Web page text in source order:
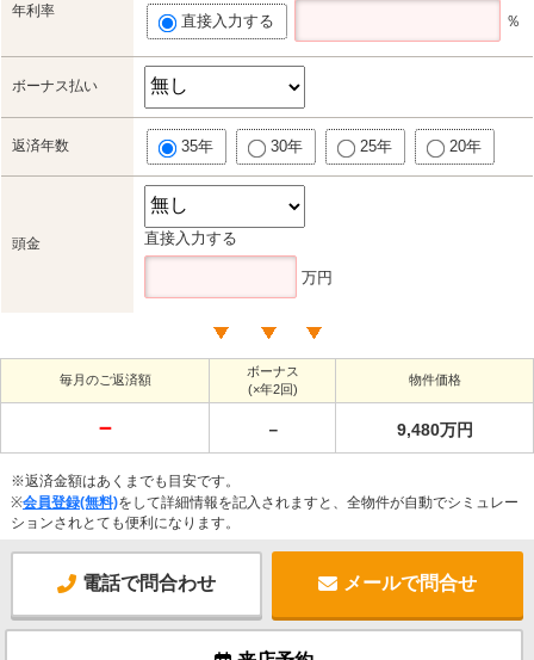
年利率
直接入力する ％
ボーナス払い
返済年数 35年 30年 25年 20年
頭金 直接入力する
万円
毎月のご返済額
ボーナス
(×年2回)
物件価格
－ － 9,480万円
※返済金額はあくまでも目安です。
※会員登録(無料)をして詳細情報を記入されますと、全物件が自動でシミュレー
ションされとても便利になります。
電話で問合わせ メールで問合せ